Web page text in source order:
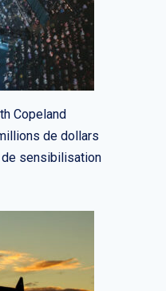
Copeland
de dollars
sensibilisation